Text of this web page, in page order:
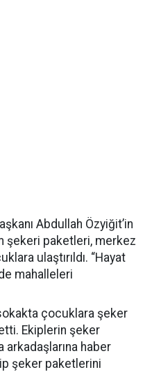
Abdullah Özyiğit’in
şekeri paketleri, merkez
ulaştırıldı. “Hayat
mahalleleri
çocuklara şeker
Ekiplerin şeker
arkadaşlarına haber
şeker paketlerini